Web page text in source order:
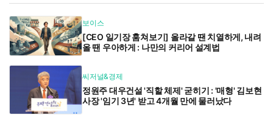
보이스
[CEO 일기장 훔쳐보기] 올라갈 땐 치열하게, 내려
올 땐 우아하게 : 나만의 커리어 설계법
씨저널&경제
정원주 대우건설 '직할 체제' 굳히기 : '매형' 김보현
사장 '임기 3년' 받고 4개월 만에 물러났다